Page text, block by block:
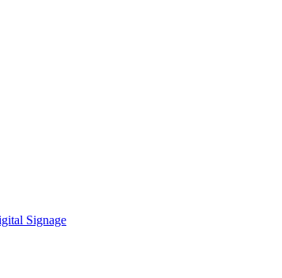
Signage